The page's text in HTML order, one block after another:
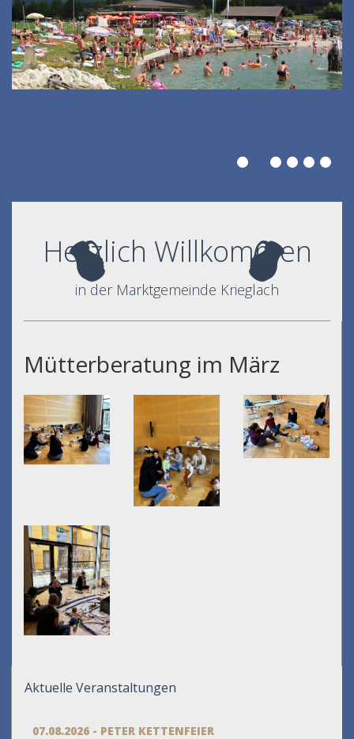
Herzlich Willkommen
in der Marktgemeinde Krieglach
Mütterberatung im März
Aktuelle Veranstaltungen
07.08.2026 - PETER KETTENFEIER